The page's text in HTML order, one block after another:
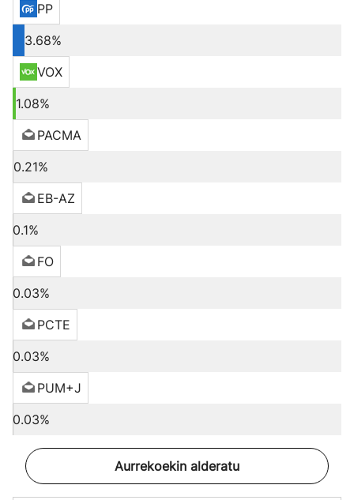
PP
3.68%
VOX
1.08%
PACMA
0.21%
EB-AZ
0.1%
FO
0.03%
PCTE
0.03%
PUM+J
0.03%
Aurrekoekin alderatu